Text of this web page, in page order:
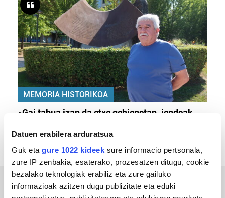
Datuen erabilera arduratsua
Guk eta gure 1022 kideek sure informacio pertsonala,
zure IP zenbakia, esaterako, prozesatzen ditugu, cookie
bezalako teknologiak erabiliz eta zure gailuko
informazioak azitzen dugu publizitate eta eduki
MEMORIA HISTORIKOA
«Gai tabua izan da etxe gehienetan, jendeak
ERREPORTAJEAK